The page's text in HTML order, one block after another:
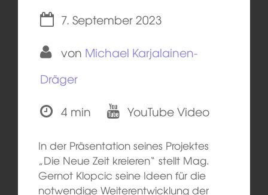
7. September 2023
von Michael Karjalainen-
Dräger
4 min
YouTube Video
In der Präsentation seines Projektes
„Die Neue Zeit kreieren“ stellt Mag.
Gernot Klopcic seine Ideen für die
notwendige Weiterentwicklung der